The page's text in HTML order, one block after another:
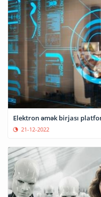
Elektron əmək birjası
21-12-2022